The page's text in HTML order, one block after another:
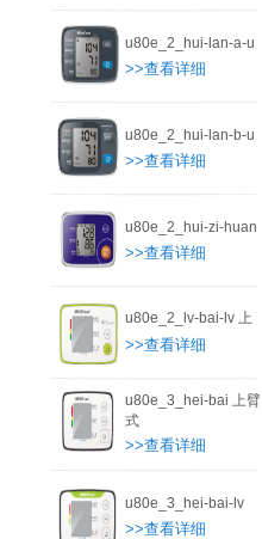
u80e_2_hui-lan-a-u
>>查看详细
u80e_2_hui-lan-b-u
>>查看详细
u80e_2_hui-zi-huan
>>查看详细
u80e_2_lv-bai-lv 上
>>查看详细
u80e_3_hei-bai 上臂
式
>>查看详细
u80e_3_hei-bai-lv
>>查看详细